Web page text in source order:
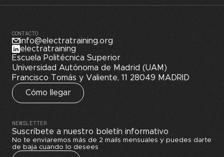
CONTACTO
info@electratraining.org
electratraining
Escuela Politécnica Superior
Universidad Autónoma de Madrid (UAM)
Francisco Tomás y Valiente, 11 28049 MADRID
Cómo llegar
NEWSLETTER
Suscríbete a nuestro boletín informativo
No te enviaremos más de 2 mails mensuales y puedes darte
de baja cuando lo desees